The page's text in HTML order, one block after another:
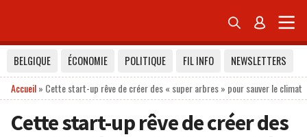
 
BELGIQUE ÉCONOMIE POLITIQUE FIL INFO
NEWSLETTERS
Accueil» Cette start-up rêve de créer des « super arbres » pour sauver le climat
Cette start-up rêve de créer des